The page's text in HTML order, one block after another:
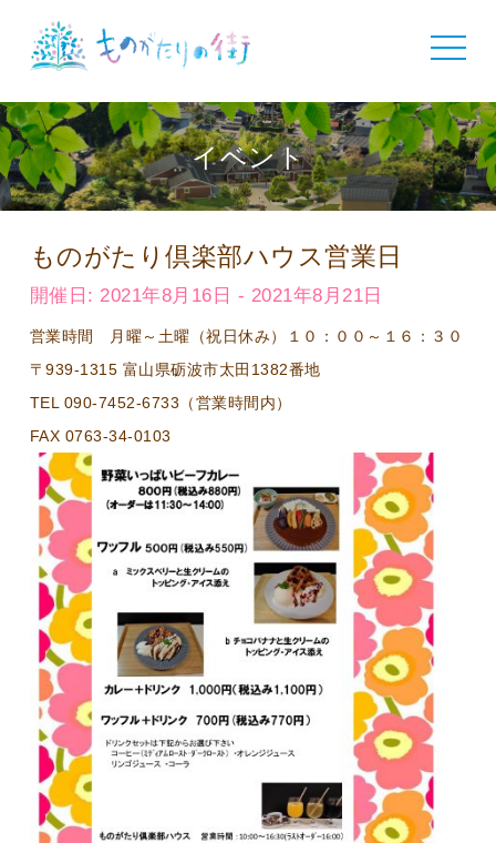
toggle
イベント
ものがたり倶楽部ハウス営業日
開催日: 2021年8月16日 - 2021年8月21日
営業時間 月曜～土曜（祝日休み）１０：００～１６：３０
〒939-1315 富山県砺波市太田1382番地
TEL 090-7452-6733（営業時間内）
FAX 0763-34-0103